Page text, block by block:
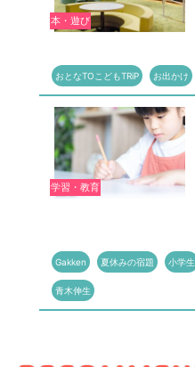
本・遊び
おとなTOこどもTRiP お出かけ
学習・教育
Gakken 夏休みの宿題 小学生
青木伸生